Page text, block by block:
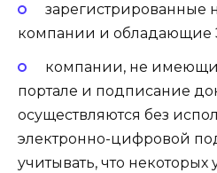
зарегистрированные
компании и обладающие
компании, не
портале и подписание
осуществляются без
электронно-цифровой
учитывать, что некоторых